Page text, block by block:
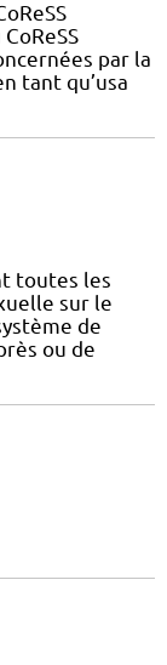
par la
tant qu’usa
toutes les
sur le
de
ou de